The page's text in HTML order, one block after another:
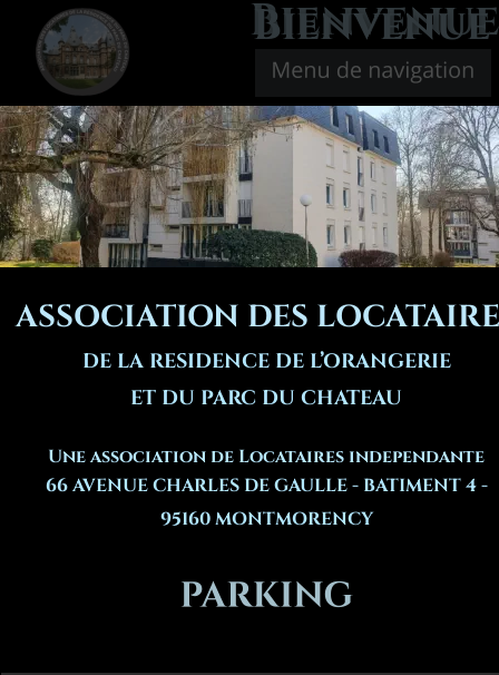
ASSOCIATION DES
DE LA RÉSIDENCE DE L’ORANGERIE
ET DU PARC DU CHÂTEAU
Une association de Locataires indépendante
66 AVENUE CHARLES DE GAULLE - BATIMENT 4 -
95160 MONTMORENCY
Bienvenue
Bienvenue